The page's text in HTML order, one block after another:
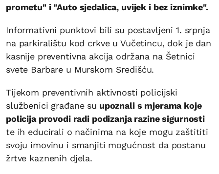
prometu" i "Auto sjedalica, uvijek i bez iznimke".
Informativni punktovi bili su postavljeni 1. srpnja
na parkiralištu kod crkve u Vučetincu, dok je dan
kasnije preventivna akcija održana na Šetnici
svete Barbare u Murskom Središću.
Tijekom preventivnih aktivnosti policijski
službenici građane su upoznali s mjerama koje
policija provodi radi podizanja razine sigurnosti
te ih educirali o načinima na koje mogu zaštititi
svoju imovinu i smanjiti mogućnost da postanu
žrtve kaznenih djela.